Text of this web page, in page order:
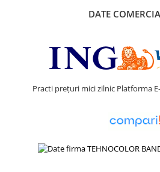
DATE
Practi prețuri mici zilnic Platforma